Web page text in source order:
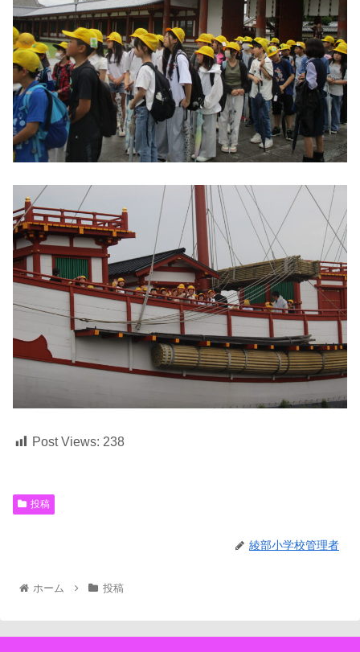
Post Views: 238
投稿
綾部小学校管理者
ホーム 投稿